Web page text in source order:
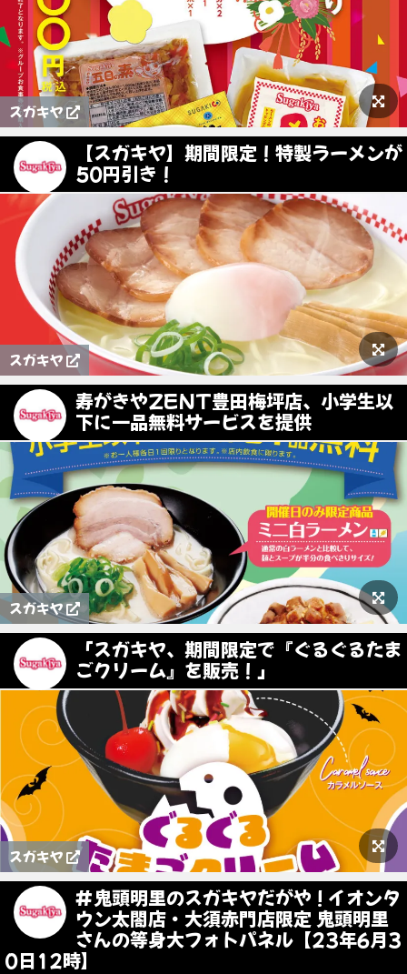
スガキヤ
【スガキヤ】期間限定！特製ラーメンが
50円引き！
スガキヤ
寿がきやZENT豊田梅坪店、小学生以
下に一品無料サービスを提供
スガキヤ
「スガキヤ、期間限定で『ぐるぐるたま
ごクリーム』を販売！」
スガキヤ
#鬼頭明里のスガキヤだがや ! イオンタ
ウン太閤店・大須赤門店限定 鬼頭明里
さんの等身大フォトパネル【23年6月3
0日12時】